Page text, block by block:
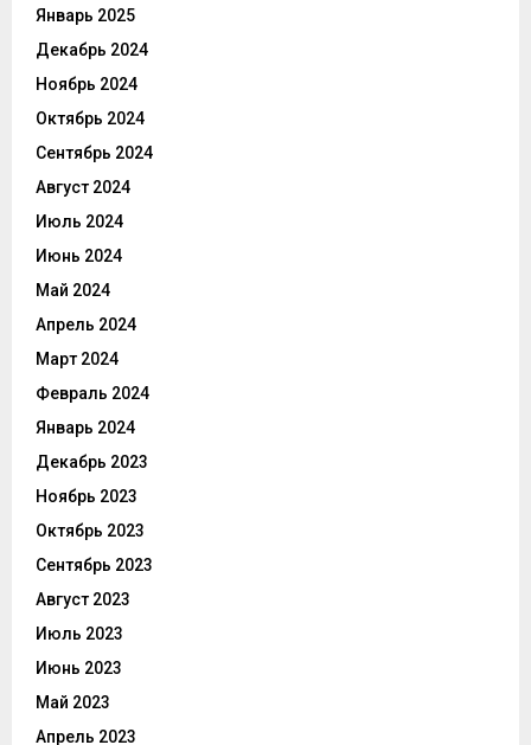
Январь 2025
Декабрь 2024
Ноябрь 2024
Октябрь 2024
Сентябрь 2024
Август 2024
Июль 2024
Июнь 2024
Май 2024
Апрель 2024
Март 2024
Февраль 2024
Январь 2024
Декабрь 2023
Ноябрь 2023
Октябрь 2023
Сентябрь 2023
Август 2023
Июль 2023
Июнь 2023
Май 2023
Апрель 2023